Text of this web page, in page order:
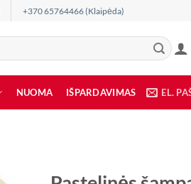
+370 65764466 (Klaipėda)
NUOMA IŠPARDAVIMAS EL.